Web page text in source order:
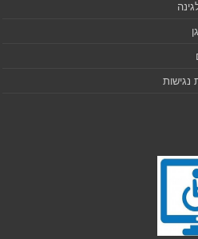
נגישות